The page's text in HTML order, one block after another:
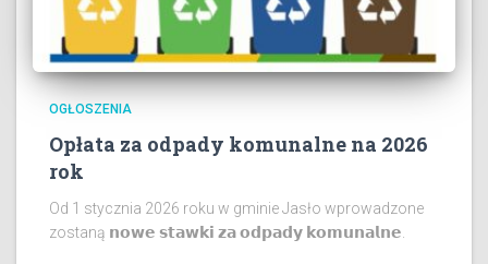
OGŁOSZENIA
Opłata za odpady komunalne na 2026
rok
Od 1 stycznia 2026 roku w gminie Jasło wprowadzone
zostaną 𝗻𝗼𝘄𝗲 𝘀𝘁𝗮𝘄𝗸𝗶 𝘇𝗮 𝗼𝗱𝗽𝗮𝗱𝘆 𝗸𝗼𝗺𝘂𝗻𝗮𝗹𝗻𝗲.